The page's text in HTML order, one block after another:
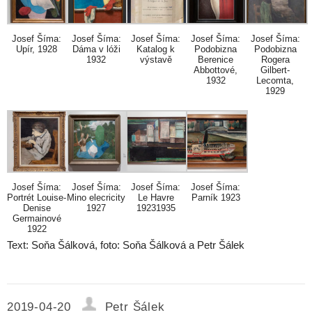
Josef Šíma:
Upír, 1928
Josef Šíma:
Dáma v lóži
1932
Josef Šíma:
Katalog k
výstavě
Josef Šíma:
Podobizna
Berenice
Abbottové,
1932
Josef Šíma:
Podobizna
Rogera
Gilbert-
Lecomta,
1929
Josef Šíma:
Portrét Louise-
Denise
Germainové
1922
Josef Šíma:
Mino elecricity
1927
Josef Šíma:
Le Havre
19231935
Josef Šíma:
Parník 1923
Text: Soňa Šálková, foto: Soňa Šálková a Petr Šálek
2019-04-20
Petr Šálek